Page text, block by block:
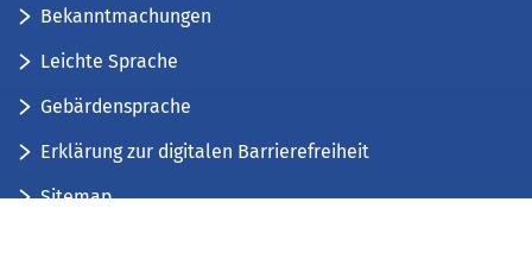
Bekanntmachungen
Leichte Sprache
Gebärdensprache
Erklärung zur digitalen Barrierefreiheit
Sitemap